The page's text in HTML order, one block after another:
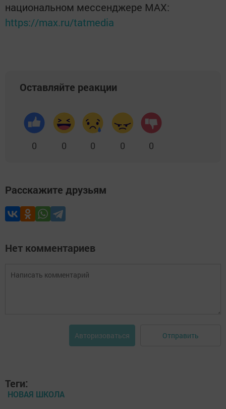
национальном мессенджере MАХ:
https://max.ru/tatmedia
Оставляйте реакции
0 0 0 0 0
Расскажите друзьям
Нет комментариев
Авторизоваться Отправить
Теги:
НОВАЯ ШКОЛА